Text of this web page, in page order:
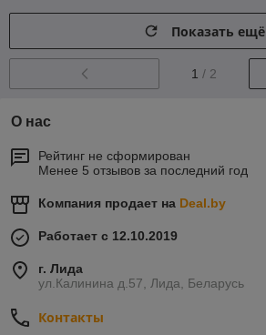
Показать ещё
1 / 2
О нас
Рейтинг не сформирован
Менее 5 отзывов за последний год
Компания продает на Deal.by
Работает с 12.10.2019
г. Лида
ул.Калинина д.57, Лида, Беларусь
Контакты